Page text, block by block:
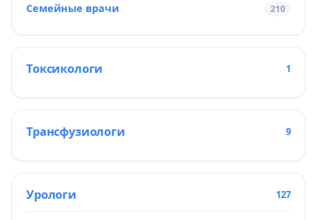
Семейные врачи 210
Токсикологи 1
Трансфузиологи 9
Урологи 127